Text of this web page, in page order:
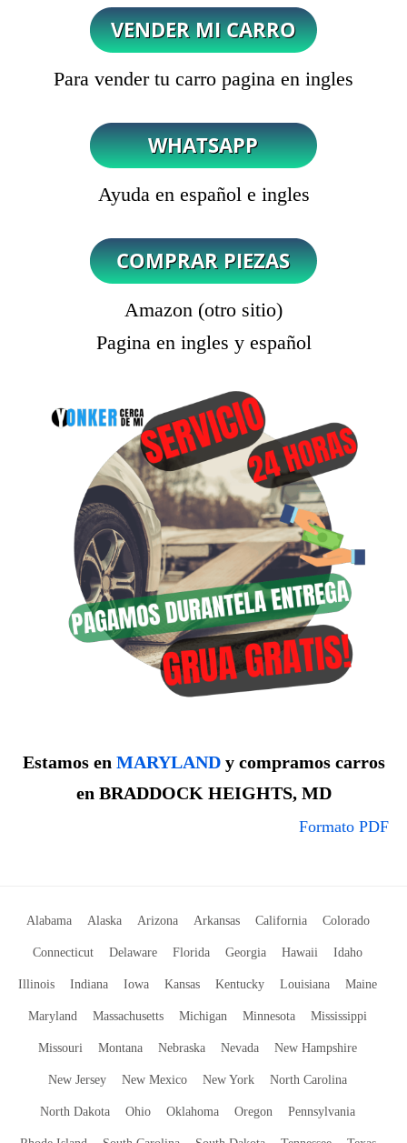
Para vender tu carro pagina en ingles
Ayuda en español e ingles
Amazon (otro sitio)
Pagina en ingles y español
Estamos en MARYLANDy compramos carros
en BRADDOCK HEIGHTS, MD
Formato PDF
Alabama Alaska Arizona Arkansas California Colorado
Connecticut Delaware Florida Georgia Hawaii Idaho
Illinois Indiana Iowa Kansas Kentucky Louisiana Maine
Maryland Massachusetts Michigan Minnesota Mississippi
Missouri Montana Nebraska Nevada New Hampshire
New Jersey New Mexico New York North Carolina
North Dakota Ohio Oklahoma Oregon Pennsylvania